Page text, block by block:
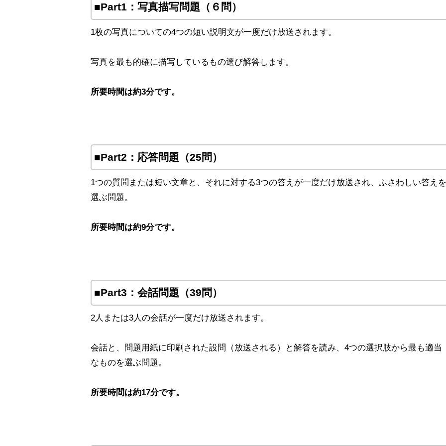
■Part1：写真描写問題（６問）
1枚の写真についての4つの短い説明文が一度だけ放送されます。
写真を最も的確に描写しているもの選び解答します。
所要時間は約3分です。
■Part2：応答問題（25問）
1つの質問または短い文章と、それに対する3つの答えが一度だけ放送され、ふさわしい答えを
選ぶ問題。
所要時間は約9分です。
■Part3：会話問題（39問）
2人または3人の会話が一度だけ放送されます。
会話と、問題用紙に印刷された設問（放送される）と解答を読み、4つの選択肢から最も適当
なものを選ぶ問題。
所要時間は約17分です。